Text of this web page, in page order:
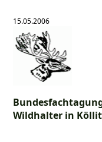
15.05.2006
Wildhalter in